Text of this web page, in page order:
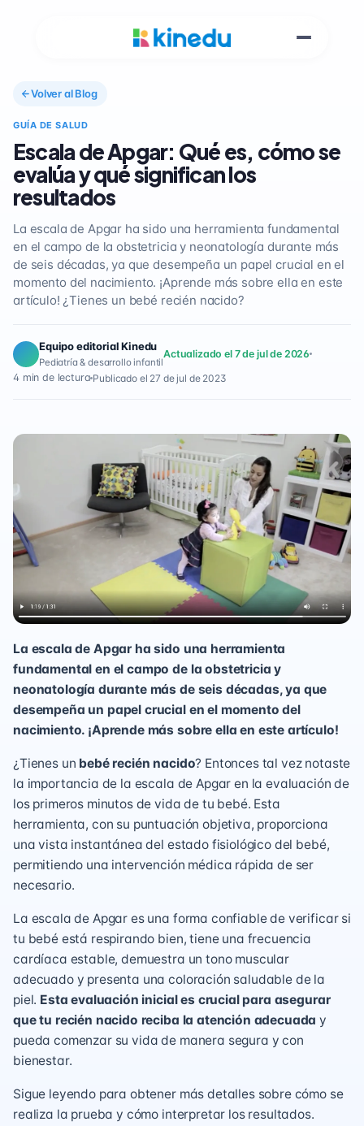
Volver al Blog
GUÍA DE SALUD
Escala de Apgar: Qué es, cómo se
evalúa y qué significan los
resultados
La escala de Apgar ha sido una herramienta fundamental
en el campo de la obstetricia y neonatología durante más
de seis décadas, ya que desempeña un papel crucial en el
momento del nacimiento. ¡Aprende más sobre ella en este
artículo! ¿Tienes un bebé recién nacido?
Equipo editorial Kinedu
Pediatría & desarrollo infantil
Actualizado el 7 de jul de 2026
4 min de lectura Publicado el 27 de jul de 2023
La escala de Apgar ha sido una herramienta
fundamental en el campo de la obstetricia y
neonatología durante más de seis décadas, ya que
desempeña un papel crucial en el momento del
nacimiento. ¡Aprende más sobre ella en este artículo!
¿Tienes un bebé recién nacido? Entonces tal vez notaste
la importancia de la escala de Apgar en la evaluación de
los primeros minutos de vida de tu bebé. Esta
herramienta, con su puntuación objetiva, proporciona
una vista instantánea del estado fisiológico del bebé,
permitiendo una intervención médica rápida de ser
necesario.
La escala de Apgar es una forma confiable de verificar si
tu bebé está respirando bien, tiene una frecuencia
cardíaca estable, demuestra un tono muscular
adecuado y presenta una coloración saludable de la
piel. Esta evaluación inicial es crucial para asegurar
que tu recién nacido reciba la atención adecuada y
pueda comenzar su vida de manera segura y con
bienestar.
Sigue leyendo para obtener más detalles sobre cómo se
realiza la prueba y cómo interpretar los resultados.